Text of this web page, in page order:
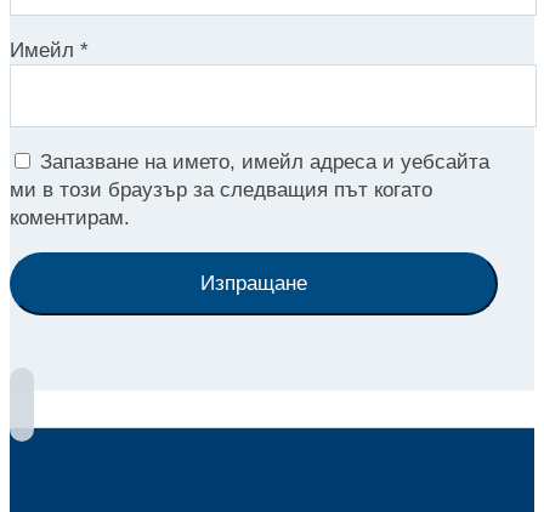
Имейл *
Запазване на името, имейл адреса и уебсайта
ми в този браузър за следващия път когато
коментирам.
Изпращане